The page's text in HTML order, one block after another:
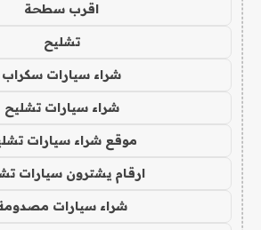
اقرب سطحة
تشليح
شراء سيارات سكراب
شراء سيارات تشليح
موقع شراء سيارات
ارقام يشترون سيارات
شراء سيارات